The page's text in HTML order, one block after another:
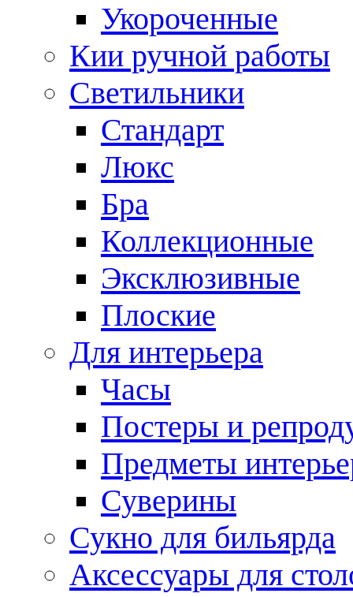
Укороченные
Кии ручной работы
Светильники
Стандарт
Люкс
Бра
Коллекционные
Эксклюзивные
Плоские
Для интерьера
Часы
Постеры и
Предметы
Суверины
Сукно для бильярда
Аксессуары для